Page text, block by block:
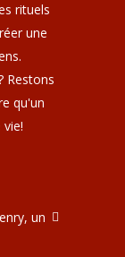
rituels
une
Restons
qu'un
un